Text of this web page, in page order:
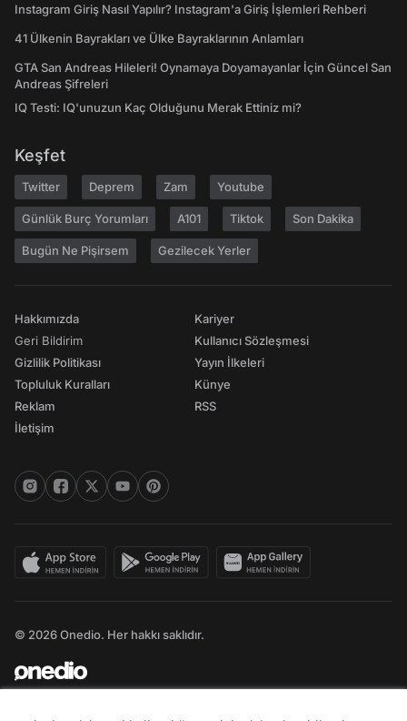
Instagram Giriş Nasıl Yapılır? Instagram'a Giriş İşlemleri Rehberi
41 Ülkenin Bayrakları ve Ülke Bayraklarının Anlamları
GTA San Andreas Hileleri! Oynamaya Doyamayanlar İçin Güncel San
Andreas Şifreleri
IQ Testi: IQ'unuzun Kaç Olduğunu Merak Ettiniz mi?
Keşfet
Twitter Deprem Zam Youtube
Günlük Burç Yorumları A101 Tiktok Son Dakika
Bugün Ne Pişirsem Gezilecek Yerler
Hakkımızda
Geri Bildirim
Gizlilik Politikası
Topluluk Kuralları
Reklam
İletişim
Kariyer
Kullanıcı Sözleşmesi
Yayın İlkeleri
Künye
RSS
© 2026 Onedio. Her hakkı saklıdır.